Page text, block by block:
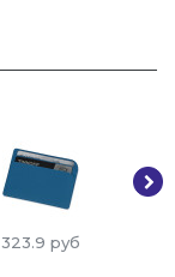
323.9 руб